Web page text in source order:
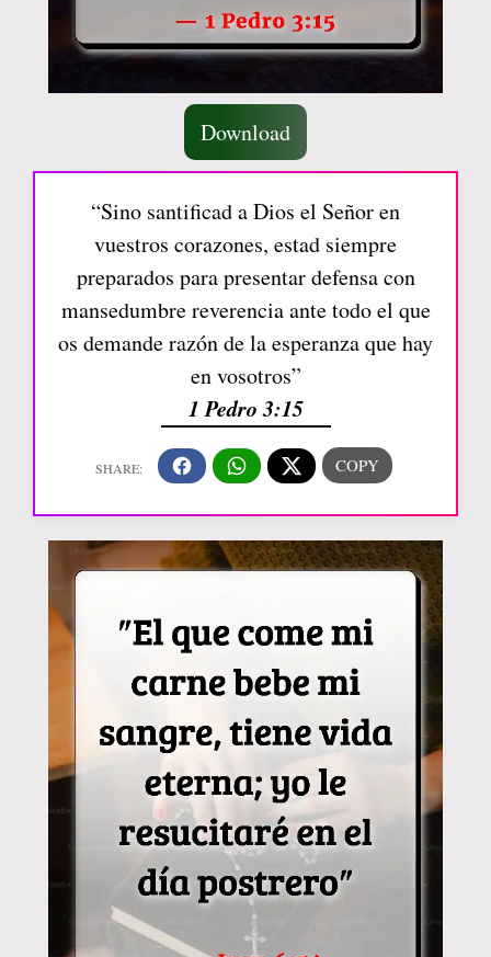
Download
“Sino santificad a Dios el Señor en
vuestros corazones, estad siempre
preparados para presentar defensa con
mansedumbre reverencia ante todo el que
os demande razón de la esperanza que hay
en vosotros”
1 Pedro 3:15